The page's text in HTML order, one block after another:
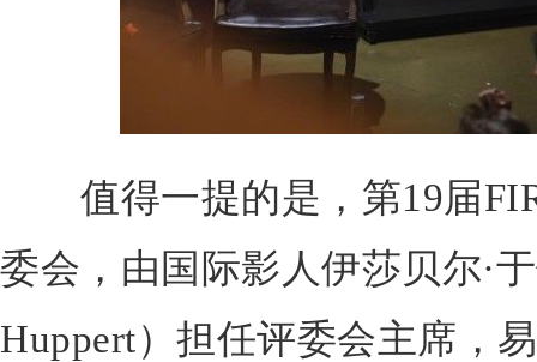
值得一提的是，第19届
委会，由国际影人伊莎贝尔·
Huppert）担任评委会主席，